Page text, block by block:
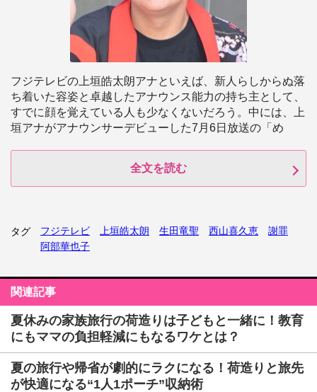
フジテレビの上垣皓太朗アナといえば、新人らしからぬ落
ち着いた容姿と卓越したアナウンス能力の持ち主として、
すでに顔を覚えている人も少なくないだろう。中には、上
垣アナがアナウンサーデビューした7月6日放送の「め
全文を読む
タグ フジテレビ 上垣皓太朗 生田竜聖 西山喜久恵
謝罪
阿部華也子
関連記事
夏休みの家族旅行の荷造りは子どもと一緒に！教育
にもママの負担軽減にもなるワケとは？
夏の旅行や帰省が劇的にラクになる！荷造りと旅先
が快適になる“1人1ポーチ”収納術